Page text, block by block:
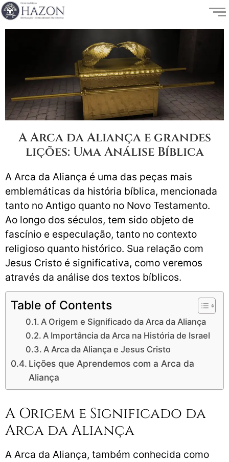
A Arca da Aliança e grandes
lições: Uma Análise Bíblica
A Arca da Aliança é uma das peças mais
emblemáticas da história bíblica, mencionada
tanto no Antigo quanto no Novo Testamento.
Ao longo dos séculos, tem sido objeto de
fascínio e especulação, tanto no contexto
religioso quanto histórico. Sua relação com
Jesus Cristo é significativa, como veremos
através da análise dos textos bíblicos.
Table of Contents
A Origem e Significado da Arca da Aliança
A Importância da Arca na História de Israel
A Arca da Aliança e Jesus Cristo
Lições que Aprendemos com a Arca da
Aliança
A Origem e Significado da
Arca da Aliança
A Arca da Aliança, também conhecida como